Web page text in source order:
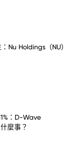
Nu Holdings（NU）
：D-Wave
麼事？